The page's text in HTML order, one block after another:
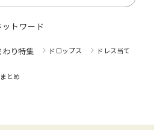
ットワード
わり特集 ドロップス ドレス当て
とめ